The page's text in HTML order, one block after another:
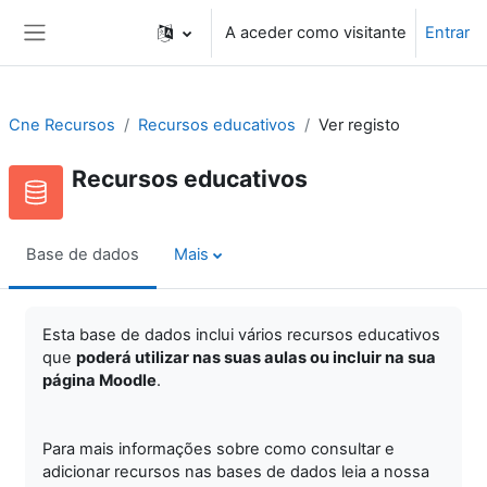
A aceder como visitante Entrar
Cne Recursos Recursos educativos Ver registo
Recursos educativos
Base de dados Mais
Esta base de dados inclui vários recursos educativos
que poderá utilizar nas suas aulas ou incluir na sua
página Moodle.
Para mais informações sobre como consultar e
adicionar recursos nas bases de dados leia a nossa